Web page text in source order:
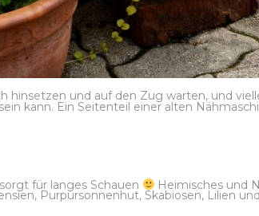
hinsetzen und auf den Zug warten, und
kann. Ein Seitenteil einer alten
für langes Schauen Heimisches und
Purpursonnenhut, Skabiosen, Lilien